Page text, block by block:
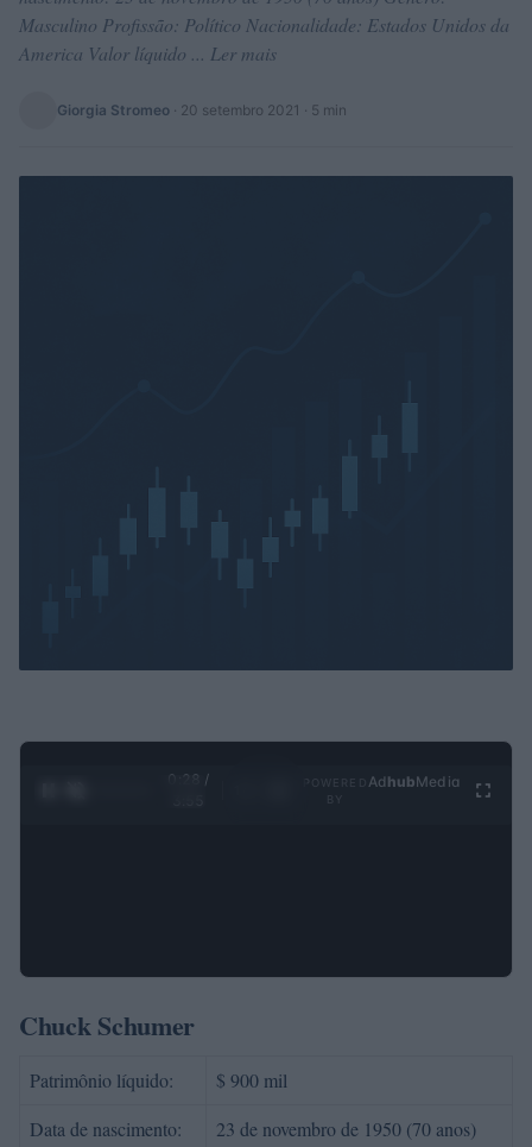
Masculino Profissão: Político Nacionalidade: Estados Unidos da
America Valor líquido ... Ler mais
Giorgia Stromeo · 20 setembro 2021 · 5 min
0:29 /
Ad hubMedia
Chuck Schumer
Patrimônio líquido:
$ 900 mil
Data de nascimento:
23 de novembro de 1950 (70 anos)